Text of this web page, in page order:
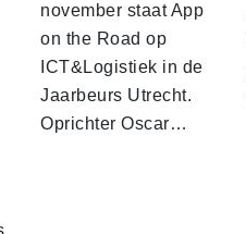
november staat App
on the Road op
ICT&Logistiek in de
Jaarbeurs Utrecht.
Oprichter Oscar…